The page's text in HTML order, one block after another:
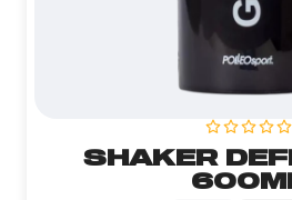
SHAKER